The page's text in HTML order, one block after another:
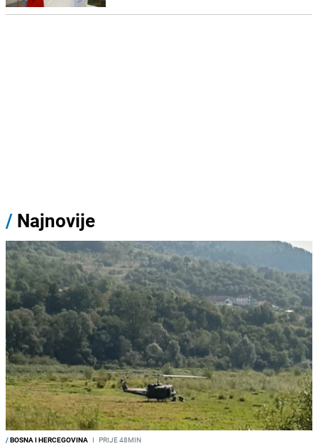
/ Najnovije
/BOSNA I HERCEGOVINA I PRIJE 48MIN